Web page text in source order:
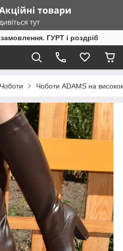
ГУРТ і роздріб
Чоботи Чоботи ADAMS на